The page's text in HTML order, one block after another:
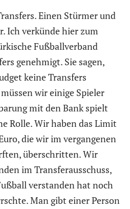
Einen Stürmer und
Ich verkünde hier zum
Fußballverband
genehmigt. Sie sagen,
keine Transfers
wir einige Spieler
mit den Bank spielt
Rolle. Wir haben das Limit
die wir im vergangenen
überschritten. Wir
im Transferausschuss,
verstanden hat noch
Man gibt einer Person